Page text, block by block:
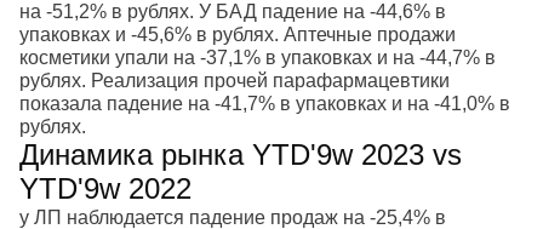
на -51,2% в рублях. У БАД падение на -44,6% в
упаковках и -45,6% в рублях. Аптечные продажи
косметики упали на -37,1% в упаковках и на -44,7% в
рублях. Реализация прочей парафармацевтики
показала падение на -41,7% в упаковках и на -41,0% в
рублях.
Динамика рынка YTD'9w 2023 vs
YTD'9w 2022
у ЛП наблюдается падение продаж на -25,4% в